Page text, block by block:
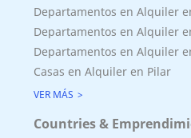
Departamentos en Alquiler
Departamentos en Alquiler
Departamentos en Alquiler
Casas en Alquiler en Pilar
VER MÁS
Countries &